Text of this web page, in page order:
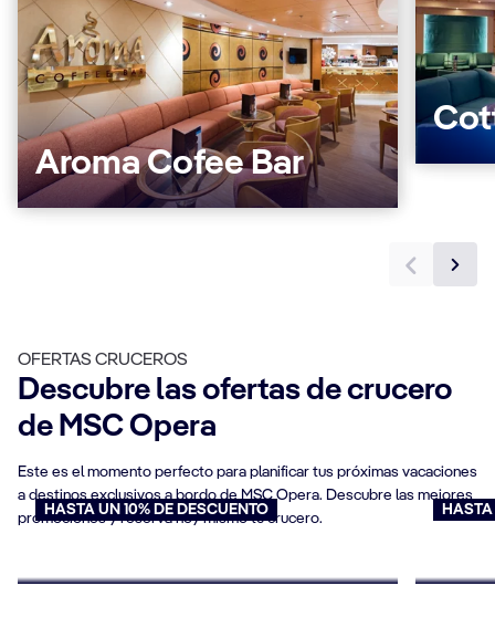
Aroma Cofee Bar
OFERTAS CRUCEROS
Descubre las ofertas de crucero
de MSC Opera
Este es el momento perfecto para planificar tus próximas vacaciones
a destinos exclusivos a bordo de MSC Opera. Descubre las mejores
promociones y reserva hoy mismo tu crucero.
HASTA UN 10% DE DESCUENTO HASTA